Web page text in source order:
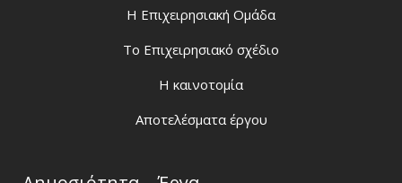
H Eπιχειρησιακή Ομάδα
Το Επιχειρησιακό σχέδιο
Η καινοτομία
Αποτελέσματα έργου